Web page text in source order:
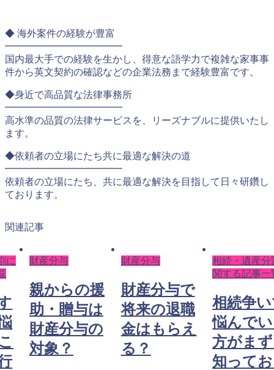
◆ 海外案件の経験が豊富
━━━━━━━━━━━━
国内最大手での経験を生かし、得意な語学力で複雑な家事事
件から英文契約の確認などの企業法務まで経験豊富です。
◆身近で高品質な法律事務所
━━━━━━━━━━━━
高水準の品質の法律サービスを、リーズナブルに提供いたし
ます。
◆依頼者の立場にたち共に最適な解決の道
━━━━━━━━━━━━
依頼者の立場にたち、共に最適な解決を目指して日々研鑽し
ております。
関連記事
に
財産分与
親からの援
助・贈与は
財産分与の
対象？
財産分与
財産分与で
将来の退職
金はもらえ
る？
相続・遺産分
関する記事一
相続争
悩んで
方がま
知って